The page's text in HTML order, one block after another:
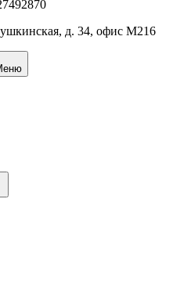
д. 34, офис М216